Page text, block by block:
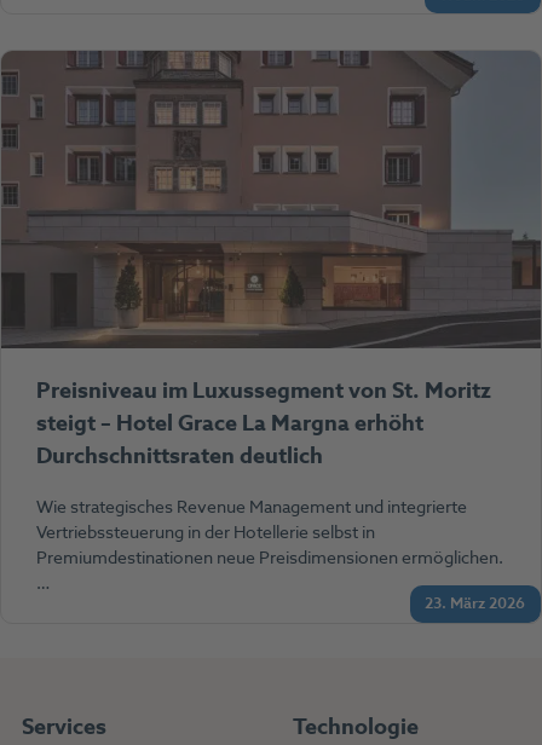
23. März 2026
Preisniveau im Luxussegment von St. Moritz
steigt – Hotel Grace La Margna erhöht
Durchschnittsraten deutlich
Wie strategisches Revenue Management und integrierte
Vertriebssteuerung in der Hotellerie selbst in
Premiumdestinationen neue Preisdimensionen ermöglichen.
…
Services Technologie